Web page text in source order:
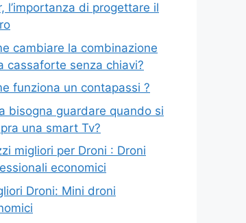
l’importanza di progettare il
cambiare la combinazione
cassaforte senza chiavi?
funziona un contapassi ?
bisogna guardare quando si
una smart Tv?
migliori per Droni : Droni
economici
Droni: Mini droni